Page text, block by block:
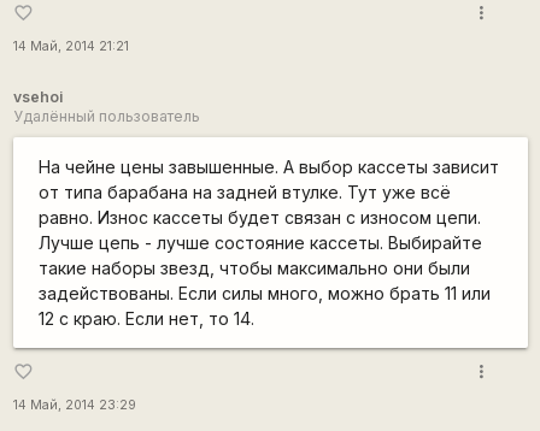
favorite_border
14 Май, 2014 21:21
more_vert
vsehoi
Удалённый пользователь
На чейне цены завышенные. А выбор кассеты зависит
от типа барабана на задней втулке. Тут уже всё
равно. Износ кассеты будет связан с износом цепи.
Лучше цепь - лучше состояние кассеты. Выбирайте
такие наборы звезд, чтобы максимально они были
задействованы. Если силы много, можно брать 11 или
12 с краю. Если нет, то 14.
favorite_border
14 Май, 2014 23:29
more_vert